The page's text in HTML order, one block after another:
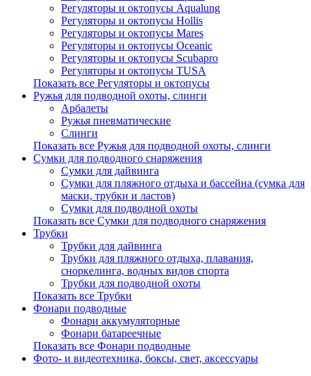
Регуляторы и октопусы Aqualung
Регуляторы и октопусы Hollis
Регуляторы и октопусы Mares
Регуляторы и октопусы Oceanic
Регуляторы и октопусы Scubapro
Регуляторы и октопусы TUSA
Показать все Регуляторы и октопусы
Ружья для подводной охоты, слинги
Арбалеты
Ружья пневматические
Слинги
Показать все Ружья для подводной охоты, слинги
Сумки для подводного снаряжения
Сумки для дайвинга
Сумки для пляжного отдыха и бассейна (сумка для
маски, трубки и ластов)
Сумки для подводной охоты
Показать все Сумки для подводного снаряжения
Трубки
Трубки для дайвинга
Трубки для пляжного отдыха, плавания,
сноркелинга, водных видов спорта
Трубки для подводной охоты
Показать все Трубки
Фонари подводные
Фонари аккумуляторные
Фонари батареечные
Показать все Фонари подводные
Фото- и видеотехника, боксы, свет, аксессуары